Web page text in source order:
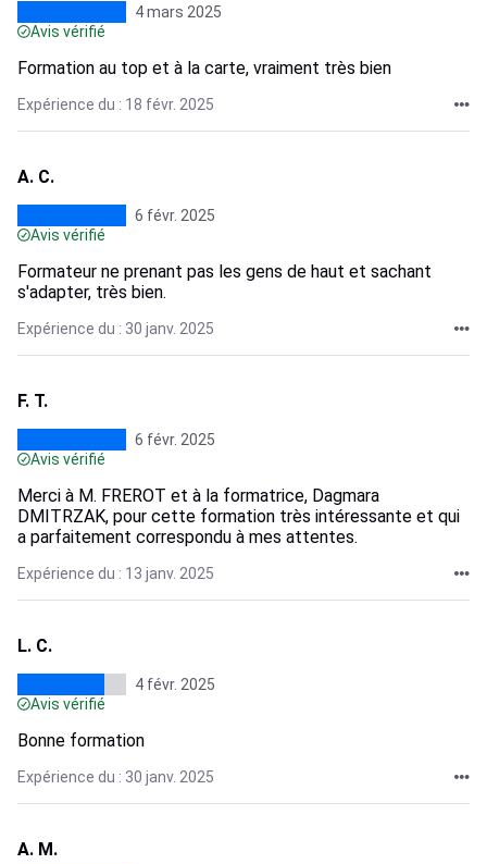
4 mars 2025
Avis vérifié
Formation au top et à la carte, vraiment très bien
Expérience du : 18 févr. 2025
A. C.
6 févr. 2025
Avis vérifié
Formateur ne prenant pas les gens de haut et sachant
s'adapter, très bien.
Expérience du : 30 janv. 2025
F. T.
6 févr. 2025
Avis vérifié
Merci à M. FREROT et à la formatrice, Dagmara
DMITRZAK, pour cette formation très intéressante et qui
a parfaitement correspondu à mes attentes.
Expérience du : 13 janv. 2025
L. C.
4 févr. 2025
Avis vérifié
Bonne formation
Expérience du : 30 janv. 2025
A. M.